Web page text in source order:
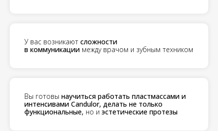
У вас возникают сложности
в коммуникации между врачом и зубным техником
Вы готовы научиться работать пластмассами и
интенсивами Candulor, делать не только
функциональные, но и эстетические протезы